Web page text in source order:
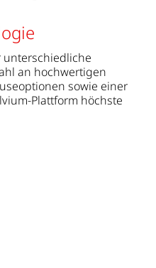
unterschiedliche
an hochwertigen
sowie einer
Plattform höchste